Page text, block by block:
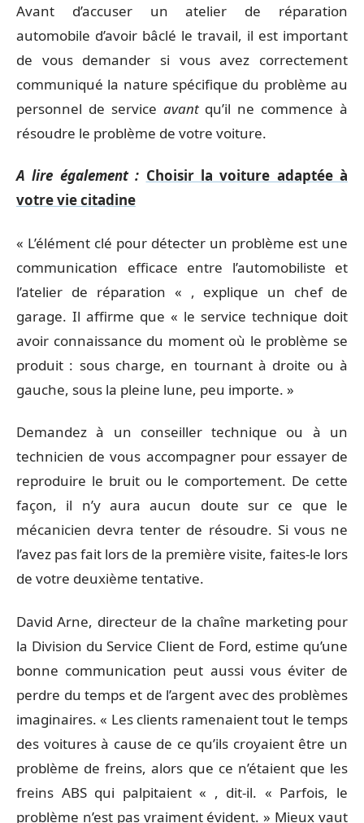
Avant d’accuser un atelier de réparation
automobile d’avoir bâclé le travail, il est important
de vous demander si vous avez correctement
communiqué la nature spécifique du problème au
personnel de service avantqu’il ne commence à
résoudre le problème de votre voiture.
A lire également : Choisir la voiture adaptée à
votre vie citadine
« L’élément clé pour détecter un problème est une
communication efficace entre l’automobiliste et
l’atelier de réparation « , explique un chef de
garage. Il affirme que « le service technique doit
avoir connaissance du moment où le problème se
produit : sous charge, en tournant à droite ou à
gauche, sous la pleine lune, peu importe. »
Demandez à un conseiller technique ou à un
technicien de vous accompagner pour essayer de
reproduire le bruit ou le comportement. De cette
façon, il n’y aura aucun doute sur ce que le
mécanicien devra tenter de résoudre. Si vous ne
l’avez pas fait lors de la première visite, faites-le lors
de votre deuxième tentative.
David Arne, directeur de la chaîne marketing pour
la Division du Service Client de Ford, estime qu’une
bonne communication peut aussi vous éviter de
perdre du temps et de l’argent avec des problèmes
imaginaires. « Les clients ramenaient tout le temps
des voitures à cause de ce qu’ils croyaient être un
problème de freins, alors que ce n’étaient que les
freins ABS qui palpitaient « , dit-il. « Parfois, le
problème n’est pas vraiment évident. » Mieux vaut